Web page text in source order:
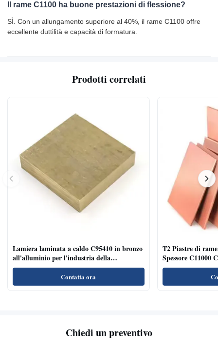
Il rame C1100 ha buone prestazioni di flessione?
SÌ. Con un allungamento superiore al 40%, il rame C1100 offre
eccellente duttilità e capacità di formatura.
Prodotti correlati
Lamiera laminata a caldo C95410 in bronzo
all'alluminio per l'industria della
decorazione con finitura spazzolata
Contatta ora
T2 Piastre di
Spessore C11000
Chiedi un preventivo